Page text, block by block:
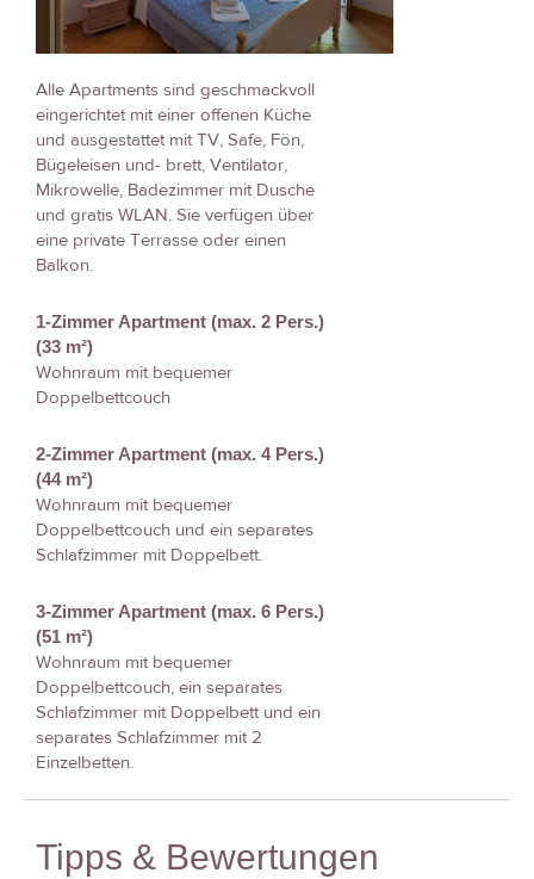
Alle Apartments sind geschmackvoll
eingerichtet mit einer offenen Küche
und ausgestattet mit TV, Safe, Fön,
Bügeleisen und- brett, Ventilator,
Mikrowelle, Badezimmer mit Dusche
und gratis WLAN. Sie verfügen über
eine private Terrasse oder einen
Balkon.
1-Zimmer Apartment (max. 2 Pers.)
(33 m²)
Wohnraum mit bequemer
Doppelbettcouch
2-Zimmer Apartment (max. 4 Pers.)
(44 m²)
Wohnraum mit bequemer
Doppelbettcouch und ein separates
Schlafzimmer mit Doppelbett.
3-Zimmer Apartment (max. 6 Pers.)
(51 m²)
Wohnraum mit bequemer
Doppelbettcouch, ein separates
Schlafzimmer mit Doppelbett und ein
separates Schlafzimmer mit 2
Einzelbetten.
Tipps & Bewertungen